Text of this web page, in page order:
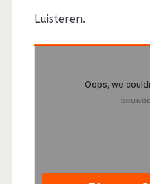
Luisteren.